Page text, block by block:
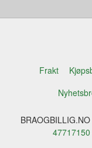
Frakt
47717150